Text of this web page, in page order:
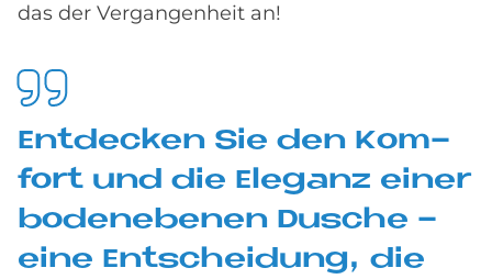
das der Vergangenheit an!
Ent­decken Sie den Kom­
fort und die Ele­ganz ei­ner
bo­den­ebe­nen Du­sche -
eine Ent­schei­dung, die